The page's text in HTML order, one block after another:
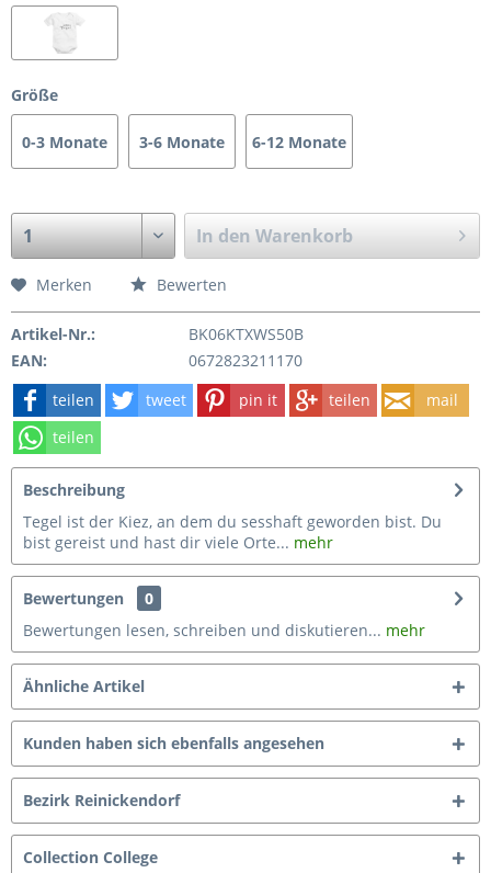
Größe
0-3 Monate 3-6 Monate 6-12 Monate
In den Warenkorb
Merken Bewerten
Artikel-Nr.:
BK06KTXWS50B
EAN:
0672823211170
teilen
tweet pin it teilen
mail
teilen
Beschreibung
Tegel ist der Kiez, an dem du sesshaft geworden bist. Du
bist gereist und hast dir viele Orte... mehr
Bewertungen
0
Bewertungen lesen, schreiben und diskutieren... mehr
Ähnliche Artikel
Kunden haben sich ebenfalls angesehen
Bezirk Reinickendorf
Collection College